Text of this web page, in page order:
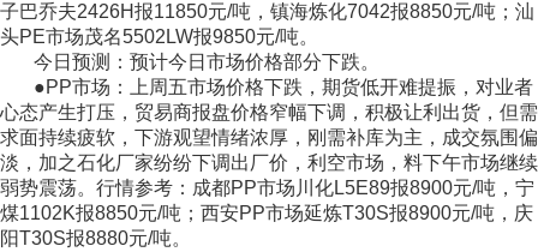
子巴乔夫2426H报11850元/吨，镇海炼化7042报8850元/吨；汕
头PE市场茂名5502LW报9850元/吨。
今日预测：预计今日市场价格部分下跌。
●PP市场：上周五市场价格下跌，期货低开难提振，对业者
心态产生打压，贸易商报盘价格窄幅下调，积极让利出货，但需
求面持续疲软，下游观望情绪浓厚，刚需补库为主，成交氛围偏
淡，加之石化厂家纷纷下调出厂价，利空市场，料下午市场继续
弱势震荡。行情参考：成都PP市场川化L5E89报8900元/吨，宁
煤1102K报8850元/吨；西安PP市场延炼T30S报8900元/吨，庆
阳T30S报8880元/吨。